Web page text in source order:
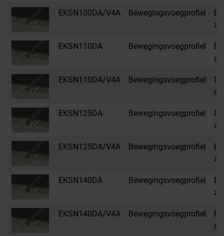
EKSN100DA/V4A Bewegingsvoegprofiel
EKSN110DA Bewegingsvoegprofiel
EKSN110DA/V4A Bewegingsvoegprofiel
EKSN125DA Bewegingsvoegprofiel
EKSN125DA/V4A Bewegingsvoegprofiel
EKSN140DA Bewegingsvoegprofiel
EKSN140DA/V4A Bewegingsvoegprofiel